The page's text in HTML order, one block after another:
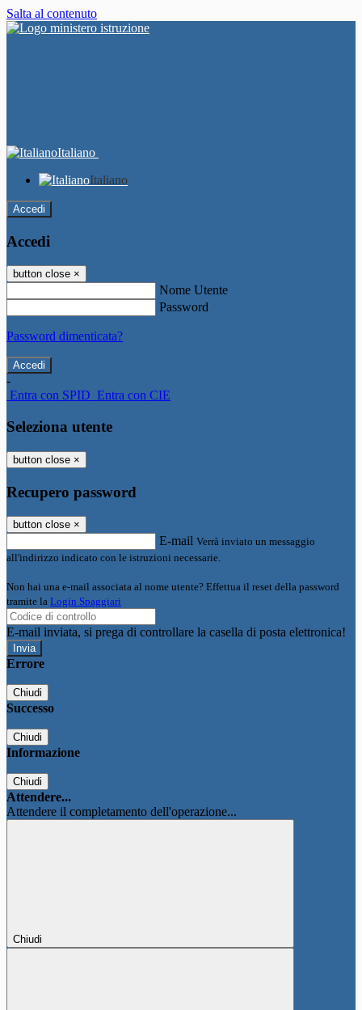
Salta al contenuto
Italiano
Italiano
Accedi
Accedi
button close ×
Nome Utente
Password
Password dimenticata?
-
Entra con SPID Entra con CIE
Seleziona utente
button close ×
Recupero password
button close ×
E-mail Verrà inviato un messaggio
all'indirizzo indicato con le istruzioni necessarie.
Non hai una e-mail associata al nome utente? Effettua il reset della password
tramite la Login Spaggiari
E-mail inviata, si prega di controllare la casella di posta elettronica!
Errore
Chiudi
Successo
Chiudi
Informazione
Chiudi
Attendere...
Attendere il completamento dell'operazione...
Chiudi